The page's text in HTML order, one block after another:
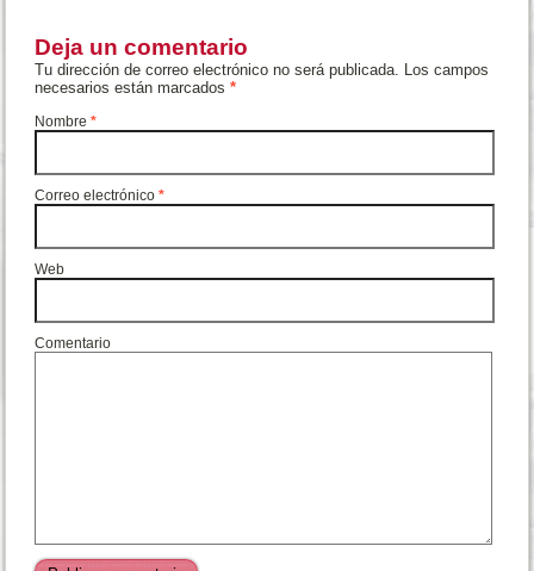
Deja un comentario
Tu dirección de correo electrónico no será publicada. Los campos
necesarios están marcados*
Nombre*
Correo electrónico*
Web
Comentario